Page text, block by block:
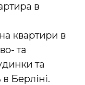
в
квартири в
та
та
Берліні.